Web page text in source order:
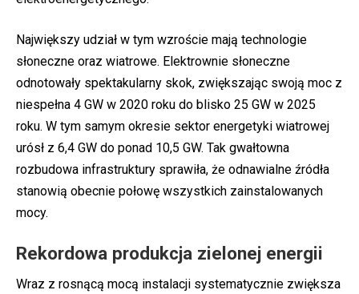
Największy udział w tym wzroście mają technologie
słoneczne oraz wiatrowe. Elektrownie słoneczne
odnotowały spektakularny skok, zwiększając swoją moc z
niespełna 4 GW w 2020 roku do blisko 25 GW w 2025
roku. W tym samym okresie sektor energetyki wiatrowej
urósł z 6,4 GW do ponad 10,5 GW. Tak gwałtowna
rozbudowa infrastruktury sprawiła, że odnawialne źródła
stanowią obecnie połowę wszystkich zainstalowanych
mocy.
Rekordowa produkcja zielonej energii
Wraz z rosnącą mocą instalacji systematycznie zwiększa